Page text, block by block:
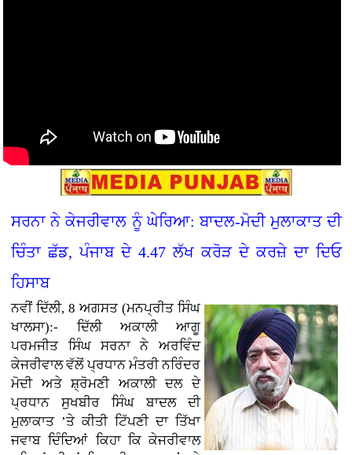
ਸਰਨਾ ਨੇ ਕੇਜਰੀਵਾਲ ਨੂੰ ਘੇਰਿਆ: ਬਾਦਲ-ਮੋਦੀ ਮੁਲਾਕਾਤ ਦੀ
ਚਿੰਤਾ ਛੱਡ, ਪੰਜਾਬ ਦੇ 4.47 ਲੱਖ ਕਰੋੜ ਦੇ ਕਰਜ਼ੇ ਦਾ ਦਿਓ
ਹਿਸਾਬ
ਨਵੀਂ ਦਿੱਲੀ, 8 ਅਗਸਤ (ਮਨਪ੍ਰੀਤ ਸਿੰਘ
ਖਾਲਸਾ):- ਦਿੱਲੀ ਅਕਾਲੀ ਆਗੂ
ਪਰਮਜੀਤ ਸਿੰਘ ਸਰਨਾ ਨੇ ਅਰਵਿੰਦ
ਕੇਜਰੀਵਾਲ ਵੱਲੋਂ ਪ੍ਰਧਾਨ ਮੰਤਰੀ ਨਰਿੰਦਰ
ਮੋਦੀ ਅਤੇ ਸ਼੍ਰੋਮਣੀ ਅਕਾਲੀ ਦਲ ਦੇ
ਪ੍ਰਧਾਨ ਸੁਖਬੀਰ ਸਿੰਘ ਬਾਦਲ ਦੀ
ਮੁਲਾਕਾਤ ’ਤੇ ਕੀਤੀ ਟਿੱਪਣੀ ਦਾ ਤਿੱਖਾ
ਜਵਾਬ ਦਿੰਦਿਆਂ ਕਿਹਾ ਕਿ ਕੇਜਰੀਵਾਲ